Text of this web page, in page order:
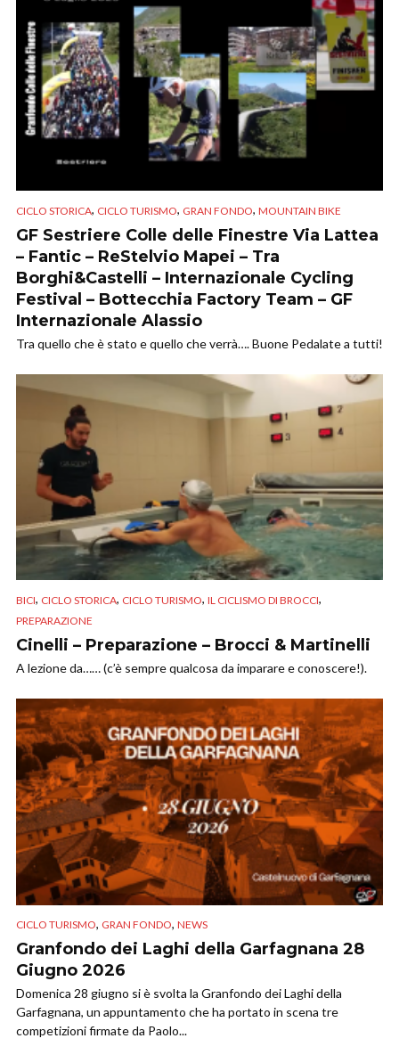
CICLO STORICA, CICLO TURISMO, GRAN FONDO, MOUNTAIN BIKE
GF Sestriere Colle delle Finestre Via Lattea
– Fantic – ReStelvio Mapei – Tra
Borghi&Castelli – Internazionale Cycling
Festival – Bottecchia Factory Team – GF
Internazionale Alassio
Tra quello che è stato e quello che verrà…. Buone Pedalate a tutti!
BICI, CICLO STORICA, CICLO TURISMO, IL CICLISMO DI BROCCI,
PREPARAZIONE
Cinelli – Preparazione – Brocci & Martinelli
A lezione da…… (c’è sempre qualcosa da imparare e conoscere!).
CICLO TURISMO, GRAN FONDO, NEWS
Granfondo dei Laghi della Garfagnana 28
Giugno 2026
Domenica 28 giugno si è svolta la Granfondo dei Laghi della
Garfagnana, un appuntamento che ha portato in scena tre
competizioni firmate da Paolo...